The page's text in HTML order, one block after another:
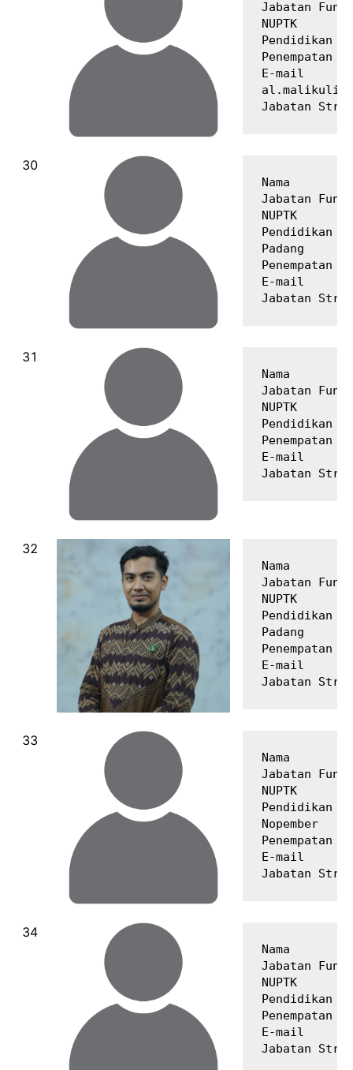
Jabatan
NUPTK
Pendidikan
E-mail
Nama
Jabatan
NUPTK
Pendidikan
Padang
E-mail
Nama
Jabatan
NUPTK
Pendidikan
E-mail
Nama
Jabatan
NUPTK
Pendidikan
Padang
E-mail
Nama
Jabatan
NUPTK
Pendidikan
Nopember
E-mail
Nama
Jabatan
NUPTK
Pendidikan
E-mail